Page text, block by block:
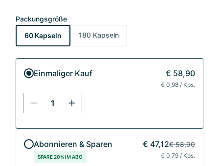
Packungsgröße
60 Kapseln
180 Kapseln
Einmaliger Kauf € 58,90
€ 0,98 / Kps.
Abonnieren & Sparen
SPARE 20% IM ABO
€ 47,12€ 58,90
€ 0,79 / Kps.